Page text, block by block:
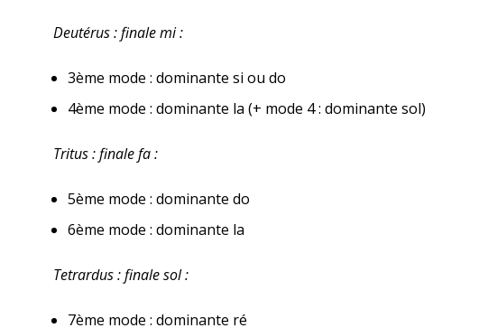
Deutérus : finale mi :
3ème mode : dominante si ou do
4ème mode : dominante la (+ mode 4 : dominante sol)
Tritus : finale fa :
5ème mode : dominante do
6ème mode : dominante la
Tetrardus : finale sol :
7ème mode : dominante ré